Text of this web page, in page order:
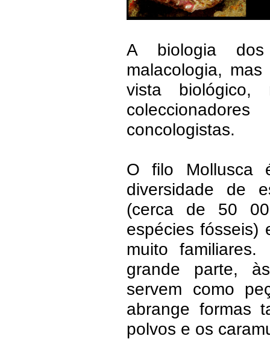
A biologia
malacologia,
vista
concologistas.
O filo Mollusca
diversidade de
(cerca de 50
espécies fósseis)
muito familiares.
grande parte,
servem como
abrange formas
polvos e os